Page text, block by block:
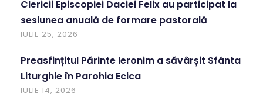
Clericii Episcopiei Daciei Felix au participat la
sesiunea anuală de formare pastorală
IULIE 25, 2026
Preasfințitul Părinte Ieronim a săvârșit Sfânta
Liturghie în Parohia Ecica
IULIE 14, 2026